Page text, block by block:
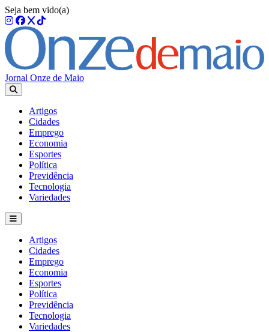
Seja bem vido(a)
Jornal Onze de Maio
Artigos
Cidades
Emprego
Economia
Esportes
Política
Previdência
Tecnologia
Variedades
Artigos
Cidades
Emprego
Economia
Esportes
Política
Previdência
Tecnologia
Variedades